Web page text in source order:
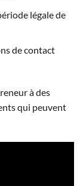
légale de
de contact
à des
qui peuvent